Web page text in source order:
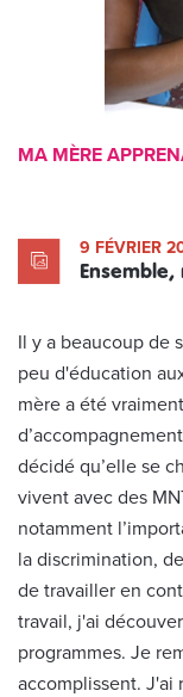
MA MÈRE
9 FÉVRIER
Il y a beaucoup de
peu d'éducation
mère a été
décidé qu’elle se
vivent avec des
notamment
la discrimination,
de travailler en
travail, j'ai
programmes. Je
accomplissent.